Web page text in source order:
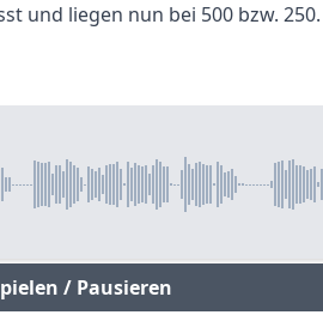
und liegen nun bei 500 bzw.
/ Pausieren